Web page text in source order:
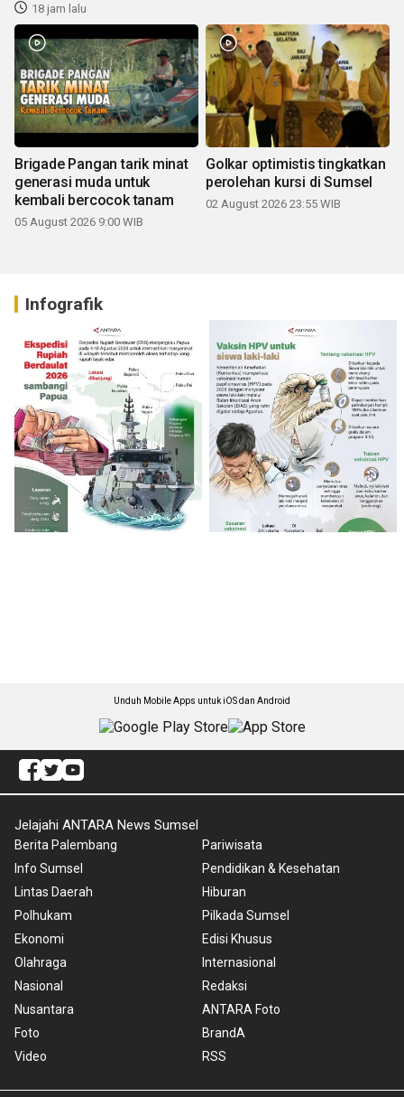
18 jam lalu
Brigade Pangan tarik minat
generasi muda untuk
kembali bercocok tanam
05 August 2026 9:00 WIB
Golkar optimistis tingkatkan
perolehan kursi di Sumsel
02 August 2026 23:55 WIB
Infografik
Unduh Mobile Apps untuk iOS dan Android
Jelajahi ANTARA News Sumsel
Berita Palembang
Info Sumsel
Lintas Daerah
Polhukam
Ekonomi
Olahraga
Nasional
Nusantara
Foto
Video
Pariwisata
Pendidikan & Kesehatan
Hiburan
Pilkada Sumsel
Edisi Khusus
Internasional
Redaksi
ANTARA Foto
BrandA
RSS